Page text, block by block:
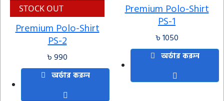
STOCK OUT
Premium Polo-Shirt
PS-2
৳ 990
অর্ডার করুন
Premium Polo-Shirt
PS-1
৳ 1050
অর্ডার করুন